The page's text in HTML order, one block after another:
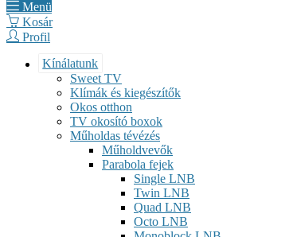
Menü
Kosár
Profil
Kínálatunk
Sweet TV
Klímák és kiegészítők
Okos otthon
TV okosító boxok
Műholdas tévézés
Műholdvevők
Parabola fejek
Single LNB
Twin LNB
Quad LNB
Octo LNB